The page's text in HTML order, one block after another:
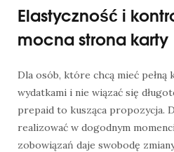
Elastyczność i
mocna strona karty
Dla osób, które chcą mieć
wydatkami i nie wiązać się
prepaid to kusząca propozycja.
realizować w dogodnym
zobowiązań daje swobodę